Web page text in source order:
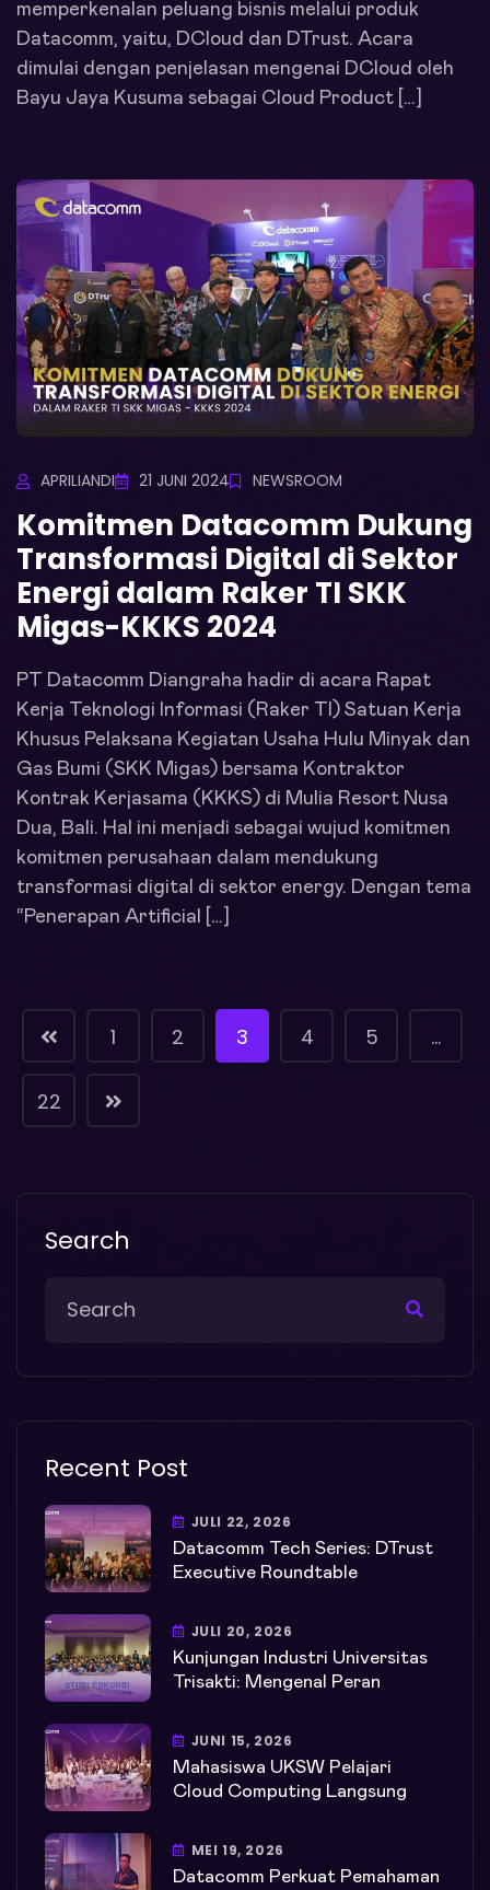
memperkenalan peluang bisnis melalui produk
Datacomm, yaitu, DCloud dan DTrust. Acara
dimulai dengan penjelasan mengenai DCloud oleh
Bayu Jaya Kusuma sebagai Cloud Product […]
APRILIANDI 21 JUNI 2024 NEWSROOM
Komitmen Datacomm Dukung
Transformasi Digital di Sektor
Energi dalam Raker TI SKK
Migas-KKKS 2024
PT Datacomm Diangraha hadir di acara Rapat
Kerja Teknologi Informasi (Raker TI) Satuan Kerja
Khusus Pelaksana Kegiatan Usaha Hulu Minyak dan
Gas Bumi (SKK Migas) bersama Kontraktor
Kontrak Kerjasama (KKKS) di Mulia Resort Nusa
Dua, Bali. Hal ini menjadi sebagai wujud komitmen
komitmen perusahaan dalam mendukung
transformasi digital di sektor energy. Dengan tema
“Penerapan Artificial […]
1 2 3 4 5 …
22
Search
Recent Post
JULI 22, 2026
Datacomm Tech Series: DTrust
Executive Roundtable
JULI 20, 2026
Kunjungan Industri Universitas
Trisakti: Mengenal Peran
JUNI 15, 2026
Mahasiswa UKSW Pelajari
Cloud Computing Langsung
MEI 19, 2026
Datacomm Perkuat Pemahaman